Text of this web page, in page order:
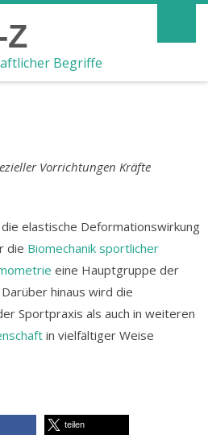
Z
Begriffe
Vorrichtungen Kräfte
elastische Deformationswirkung
die Biomechanik sportlicher
eine Hauptgruppe der
hinaus wird die
Sportpraxis als auch in weiteren
in vielfältiger Weise
teilen